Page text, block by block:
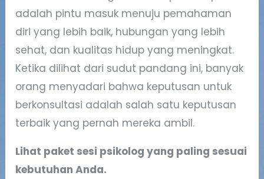
adalah pintu masuk menuju pemahaman
diri yang lebih baik, hubungan yang lebih
sehat, dan kualitas hidup yang meningkat.
Ketika dilihat dari sudut pandang ini, banyak
orang menyadari bahwa keputusan untuk
berkonsultasi adalah salah satu keputusan
terbaik yang pernah mereka ambil.
Lihat paket sesi psikolog yang paling sesuai
kebutuhan Anda.